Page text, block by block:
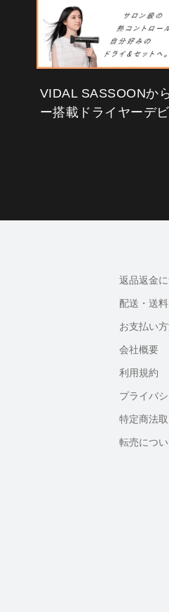
VIDAL SASSOONか
ー搭載ドライヤーデビ
返品返金
配送・送
お支払い
会社概要
利用規約
プライバ
特定商法
転売につい